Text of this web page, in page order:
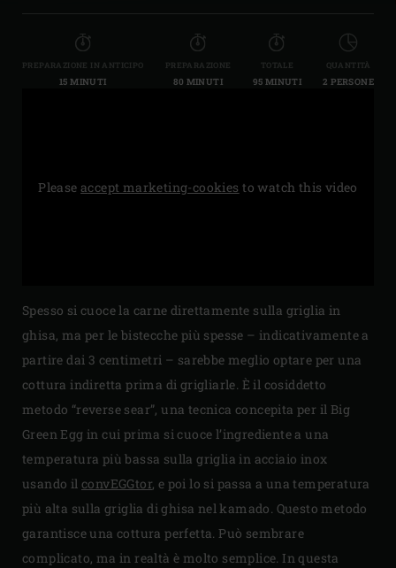
PREPARAZIONE IN ANTICIPO
15 MINUTI
PREPARAZIONE
80 MINUTI
TOTALE
95 MINUTI
QUANTITÀ
2 PERSONE
Pleaseaccept marketing-cookies to watch this video
Spesso si cuoce la carne direttamente sulla griglia in
ghisa, ma per le bistecche più spesse – indicativamente a
partire dai 3 centimetri – sarebbe meglio optare per una
cottura indiretta prima di grigliarle. È il cosiddetto
metodo “reverse sear”, una tecnica concepita per il Big
Green Egg in cui prima si cuoce l’ingrediente a una
temperatura più bassa sulla griglia in acciaio inox
usando ilconvEGGtor, e poi lo si passa a una temperatura
più alta sulla griglia di ghisa nel kamado. Questo metodo
garantisce una cottura perfetta. Può sembrare
complicato, ma in realtà è molto semplice. In questa